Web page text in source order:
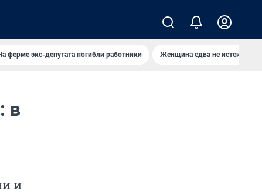
ферме экс-депутата погибли работники Женщина едва не истекла
в
и